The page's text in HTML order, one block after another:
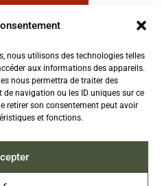
nous utilisons des technologies telles
aux informations des appareils.
nous permettra de traiter des
navigation ou les ID uniques sur ce
retirer son consentement peut avoir
et fonctions.